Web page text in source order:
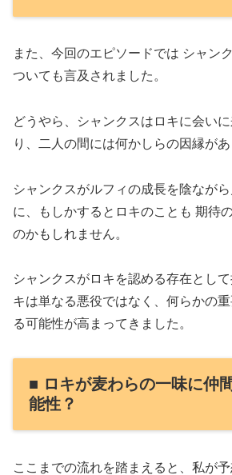
また、今回のエピソードでは シャン
ついても言及されました。
どうやら、シャンクスはロキに会い
り、二人の間には何かしらの因縁があ
シャンクスがルフィの成長を陰なが
に、もしかするとロキのことも 期待
のかもしれません。
シャンクスがロキを認める存在とし
キは単なる悪役ではなく、何らかの
る可能性が高まってきました。
■ ロキが麦わらの一味に仲
能性？
ここまでの流れを踏まえると、私が